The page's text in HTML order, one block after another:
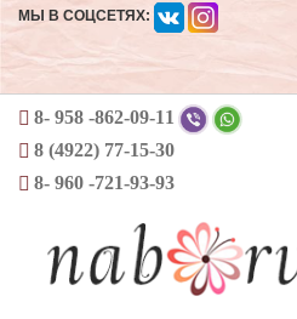
МЫ В СОЦСЕТЯХ:
8- 958 -862-09-11
8 (4922) 77-15-30
8- 960 -721-93-93